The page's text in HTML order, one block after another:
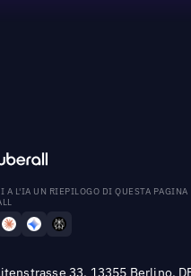
A L'IA UN RIEPILOGO DI QUESTA PAGINA
33, 13355 Berlino,